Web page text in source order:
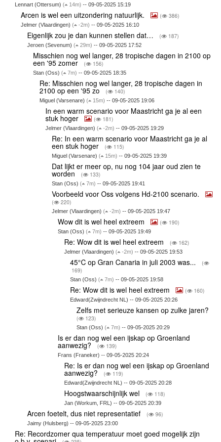
Lennart (Ottersum) ( 14m) -- 09-05-2025 15:19
Arcen is wel een uitzondering natuurlijk. ( 386)
Jelmer (Vlaardingen)( -2m) -- 09-05-2025 16:10
Eigenlijk zou je dan kunnen stellen dat… ( 187)
Jeroen (Sevenum) ( 29m) -- 09-05-2025 17:52
Misschien nog wel langer, 28 tropische dagen in 2100 op
een '95 zomer ( 156)
Stan (Oss)( 7m) -- 09-05-2025 18:35
Re: Misschien nog wel langer, 28 tropische dagen in
2100 op een '95 zo ( 140)
Miguel (Varsenare) ( 15m) -- 09-05-2025 19:06
In een warm scenario voor Maastricht ga je al een
stuk hoger ( 181)
Jelmer (Vlaardingen)( -2m) -- 09-05-2025 19:29
Re: In een warm scenario voor Maastricht ga je al
een stuk hoger ( 115)
Miguel (Varsenare) ( 15m) -- 09-05-2025 19:39
Dat lijkt er meer op, nu nog 104 jaar oud zien te
worden ( 133)
Stan (Oss) ( 7m) -- 09-05-2025 19:41
Voorbeeld voor Oss volgens Hd-2100 scenario.
( 220)
Jelmer (Vlaardingen) ( -2m) -- 09-05-2025 19:47
Wow dit is wel heel extreem ( 190)
Stan (Oss)( 7m) -- 09-05-2025 19:49
Re: Wow dit is wel heel extreem ( 162)
Jelmer (Vlaardingen) ( -2m) -- 09-05-2025 19:53
45°C op Gran Canaria in juli 2003 was...
(
169)
Stan (Oss)( 7m) -- 09-05-2025 19:58
Re: Wow dit is wel heel extreem ( 160)
Edward(Zwijndrecht NL) -- 09-05-2025 20:26
Zelfs met serieuze kansen op zulke jaren?
( 123)
Stan (Oss) ( 7m) -- 09-05-2025 20:29
Is er dan nog wel een ijskap op Groenland
aanwezig? ( 139)
Frans (Franeker) -- 09-05-2025 20:24
Re: Is er dan nog wel een ijskap op Groenland
aanwezig? ( 119)
Edward(Zwijndrecht NL) -- 09-05-2025 20:28
Hoogstwaarschijnlijk wel ( 118)
Jan (Workum, FRL) -- 09-05-2025 20:39
Arcen foetelt, dus niet representatief ( 96)
Jaimy (Hulsberg) -- 09-05-2025 23:00
Re: Recordzomer qua temperatuur moet goed mogelijk zijn